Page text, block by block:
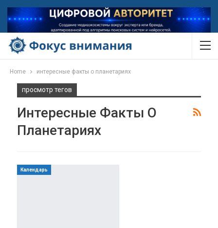
Home интересные факты о планетариях
просмотр тегов
Интересные Факты О
Планетариях
Календарь